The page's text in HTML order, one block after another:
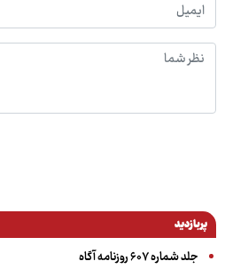
پربازدید
جلد شماره ۶۰۷ روزنامه آگاه